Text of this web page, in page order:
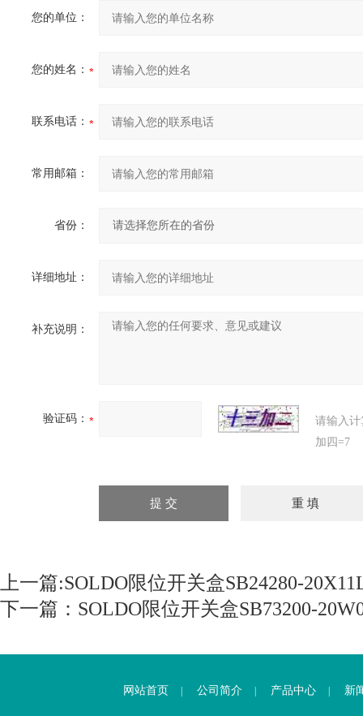
您的单位：
您的姓名：
联系电话：
常用邮箱：
省份：
详细地址：
补充说明：
验证码：
请输入
加四=7
上一篇:SOLDO限位开关盒SB24280-
下一篇： SOLDO限位开关盒SB73200-
网站首页 公司简介 产品中心 新